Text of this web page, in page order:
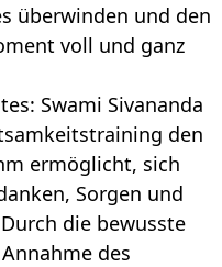
überwinden und den
voll und ganz
Swami Sivananda
den
ermöglicht, sich
Sorgen und
die bewusste
des